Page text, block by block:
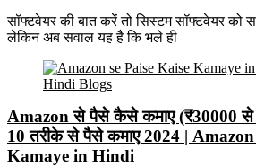
सॉफ्टवेयर की बात करें तो सिस्टम सॉफ्टवेयर को
लेकिन अब सवाल यह है कि भले ही
Amazon से पैसे कैसे कमाए (₹30000
10 तरीके से पैसे कमाए 2024 | Amazon
Kamaye in Hindi